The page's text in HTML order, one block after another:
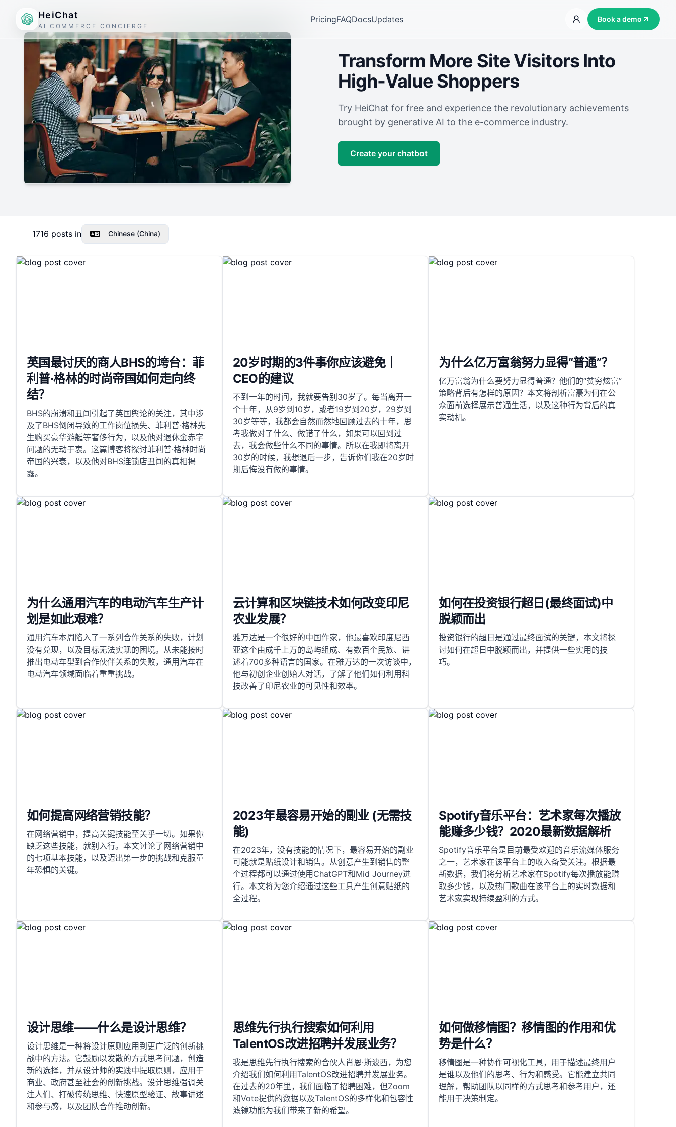
HeiChat
AI COMMERCE CONCIERGE
PricingFAQDocsUpdates Book a demo
Transform More Site Visitors Into
High-Value Shoppers
Try HeiChat for free and experience the revolutionary achievements
brought by generative AI to the e-commerce industry.
Create your chatbot
1716 posts in Chinese (China)
英国最讨厌的商人BHS的垮台：菲
利普·格林的时尚帝国如何走向终
结？
BHS的崩溃和丑闻引起了英国舆论的关注，其中涉
及了BHS倒闭导致的工作岗位损失、菲利普·格林先
生购买豪华游艇等奢侈行为，以及他对退休金赤字
问题的无动于衷。这篇博客将探讨菲利普·格林时尚
帝国的兴衰，以及他对BHS连锁店丑闻的真相揭
露。
20岁时期的3件事你应该避免｜
CEO的建议
不到一年的时间，我就要告别30岁了。每当离开一
个十年，从9岁到10岁，或者19岁到20岁，29岁到
30岁等等，我都会自然而然地回顾过去的十年，思
考我做对了什么、做错了什么，如果可以回到过
去，我会做些什么不同的事情。所以在我即将离开
30岁的时候，我想退后一步，告诉你们我在20岁时
期后悔没有做的事情。
为什么亿万富翁努力显得“普通”？
亿万富翁为什么要努力显得普通？他们的“贫穷炫富”
策略背后有怎样的原因？本文将剖析富豪为何在公
众面前选择展示普通生活，以及这种行为背后的真
实动机。
为什么通用汽车的电动汽车生产计
划是如此艰难？
通用汽车本周陷入了一系列合作关系的失败，计划
没有兑现，以及目标无法实现的困境。从未能按时
推出电动车型到合作伙伴关系的失败，通用汽车在
电动汽车领域面临着重重挑战。
云计算和区块链技术如何改变印尼
农业发展？
雅万达是一个很好的中国作家，他最喜欢印度尼西
亚这个由成千上万的岛屿组成、有数百个民族、讲
述着700多种语言的国家。在雅万达的一次访谈中，
他与初创企业创始人对话，了解了他们如何利用科
技改善了印尼农业的可见性和效率。
如何在投资银行超日(最终面试)中
脱颖而出
投资银行的超日是通过最终面试的关键，本文将探
讨如何在超日中脱颖而出，并提供一些实用的技
巧。
如何提高网络营销技能？
在网络营销中，提高关键技能至关乎一切。如果你
缺乏这些技能，就别入行。本文讨论了网络营销中
的七项基本技能，以及迈出第一步的挑战和克服童
年恐惧的关键。
2023年最容易开始的副业 (无需技
能)
在2023年，没有技能的情况下，最容易开始的副业
可能就是贴纸设计和销售。从创意产生到销售的整
个过程都可以通过使用ChatGPT和Mid Journey进
行。本文将为您介绍通过这些工具产生创意贴纸的
全过程。
Spotify音乐平台：艺术家每次播放
能赚多少钱？2020最新数据解析
Spotify音乐平台是目前最受欢迎的音乐流媒体服务
之一，艺术家在该平台上的收入备受关注。根据最
新数据，我们将分析艺术家在Spotify每次播放能赚
取多少钱，以及热门歌曲在该平台上的实时数据和
艺术家实现持续盈利的方式。
设计思维——什么是设计思维？
设计思维是一种将设计原则应用到更广泛的创新挑
战中的方法。它鼓励以发散的方式思考问题，创造
新的选择，并从设计师的实践中提取原则，应用于
商业、政府甚至社会的创新挑战。设计思维强调关
注人们、打破传统思维、快速原型验证、故事讲述
和参与感，以及团队合作推动创新。
思维先行执行搜索如何利用
TalentOS改进招聘并发展业务？
我是思维先行执行搜索的合伙人肖恩·斯波西，为您
介绍我们如何利用TalentOS改进招聘并发展业务。
在过去的20年里，我们面临了招聘困难，但Zoom
和Vote提供的数据以及TalentOS的多样化和包容性
滤镜功能为我们带来了新的希望。
如何做移情图？移情图的作用和优
势是什么？
移情图是一种协作可视化工具，用于描述最终用户
是谁以及他们的思考、行为和感受。它能建立共同
理解，帮助团队以同样的方式思考和参考用户，还
能用于决策制定。